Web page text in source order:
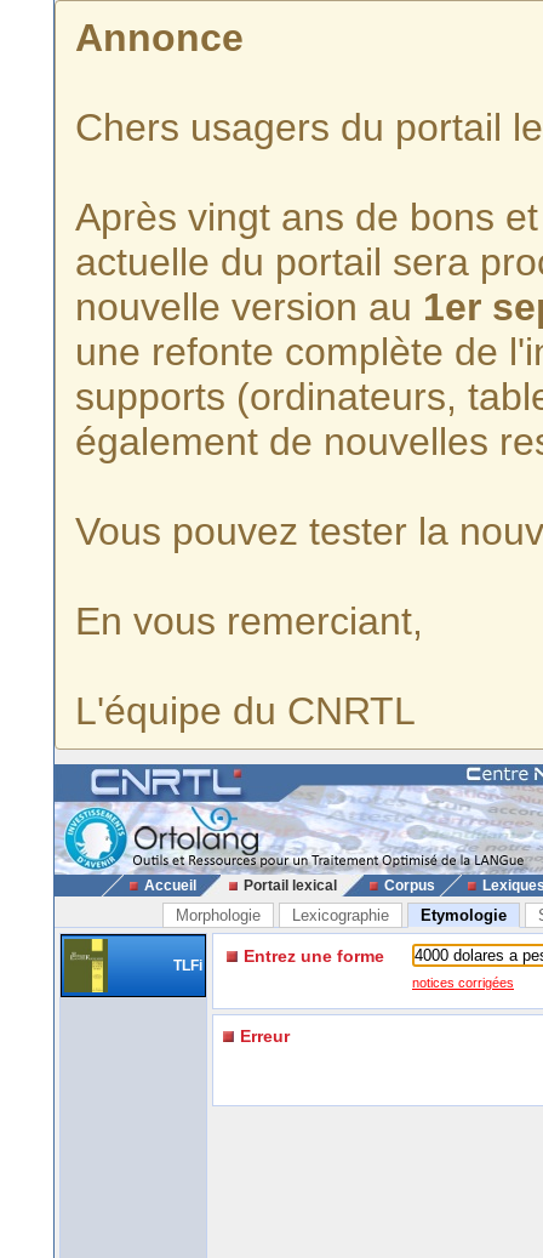
Annonce
Chers usagers du portail
Après vingt ans de bons
actuelle du portail sera
nouvelle version au 1er
une refonte complète de
supports (ordinateurs,
également de nouvelles
Vous pouvez tester la
En vous remerciant,
L'équipe du CNRTL
Accueil Portail lexical Corpus
Morphologie Lexicographie Etymologie
TLFi Entrez une forme
notices corrigées
Erreur